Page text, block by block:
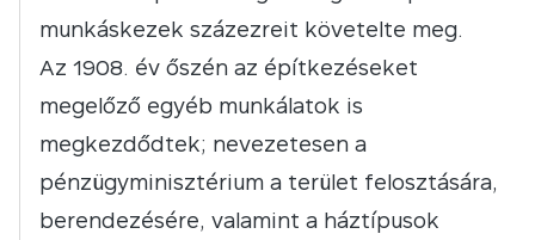
munkáskezek százezreit követelte meg.
Az 1908. év őszén az építkezéseket
megelőző egyéb munkálatok is
megkezdődtek; nevezetesen a
pénzügyminisztérium a terület felosztására,
berendezésére, valamint a háztípusok